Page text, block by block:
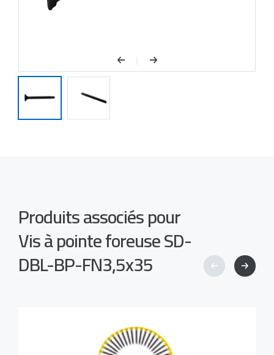
Produits associés pour
Vis à pointe foreuse SD-
DBL-BP-FN3,5x35